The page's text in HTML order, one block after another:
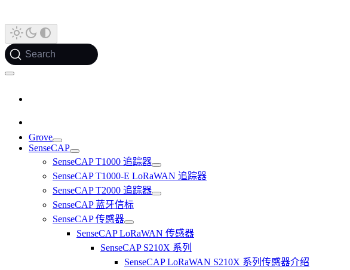
Search
Grove
SenseCAP
SenseCAP T1000 追踪器
SenseCAP T1000-E LoRaWAN 追踪器
SenseCAP T2000 追踪器
SenseCAP 蓝牙信标
SenseCAP 传感器
SenseCAP LoRaWAN 传感器
SenseCAP S210X 系列
SenseCAP LoRaWAN S210X 系列传感器介绍